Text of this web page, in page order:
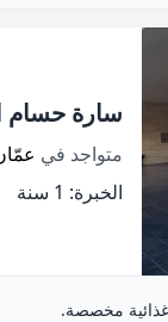
سارة حسام
متواجد في
الخبرة: 1 سنة
مخصصة.